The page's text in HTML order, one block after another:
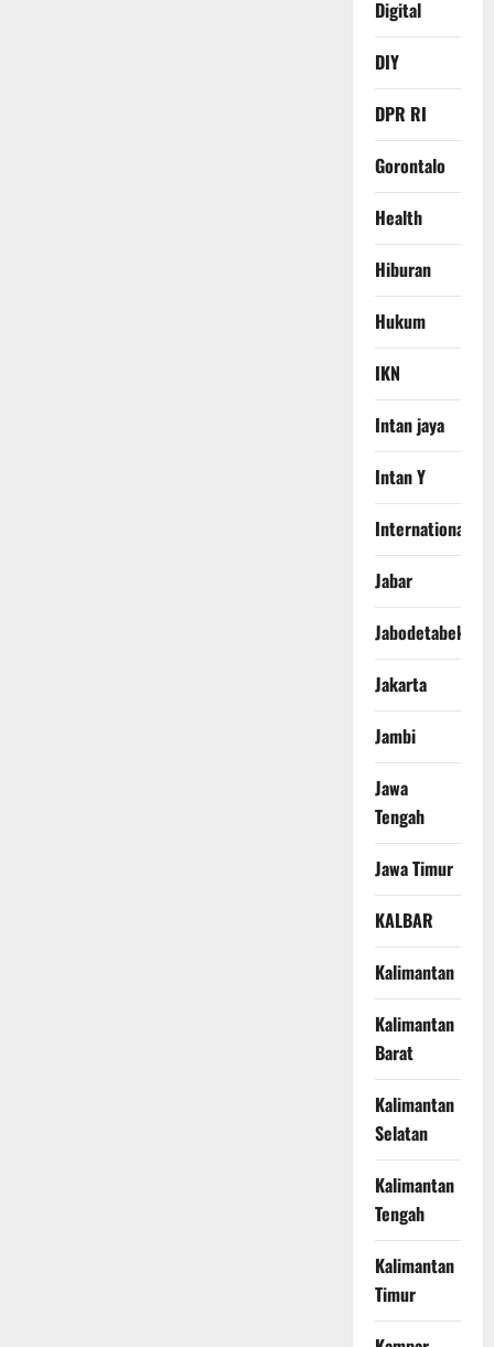
Digital
DIY
DPR RI
Gorontalo
Health
Hiburan
Hukum
IKN
Intan jaya
Intan Y
International
Jabar
Jabodetabek
Jakarta
Jambi
Jawa
Tengah
Jawa Timur
KALBAR
Kalimantan
Kalimantan
Barat
Kalimantan
Selatan
Kalimantan
Tengah
Kalimantan
Timur